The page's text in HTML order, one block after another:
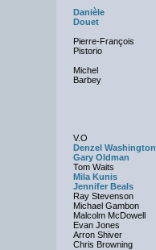
Danièle
Douet
Pierre-François
Pistorio
Michel
Barbey
V.O
Denzel Washington
Gary Oldman
Tom Waits
Mila Kunis
Jennifer Beals
Ray Stevenson
Michael Gambon
Malcolm McDowell
Evan Jones
Arron Shiver
Chris Browning